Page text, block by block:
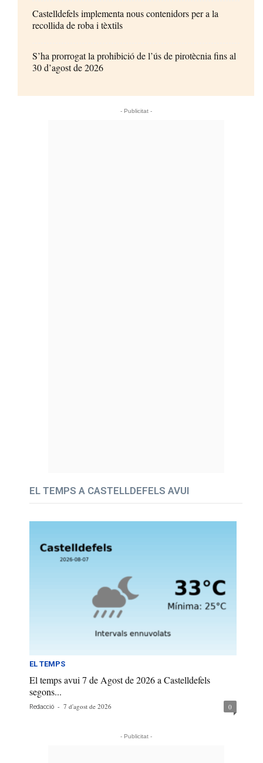
Castelldefels implementa nous contenidors per a la
recollida de roba i tèxtils
S’ha prorrogat la prohibició de l’ús de pirotècnia fins al
30 d’agost de 2026
- Publicitat -
EL TEMPS A CASTELLDEFELS AVUI
EL TEMPS
El temps avui 7 de Agost de 2026 a Castelldefels
segons...
Redacció - 7 d'agost de 2026 0
- Publicitat -